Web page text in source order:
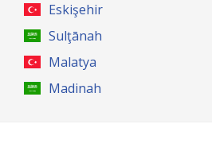
Eskişehir
Sulţānah
Malatya
Madinah